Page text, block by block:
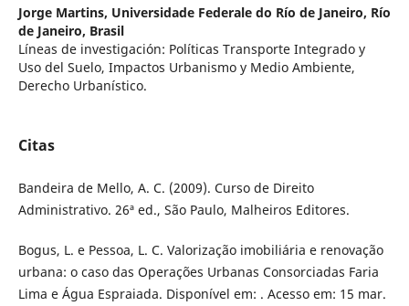
Jorge Martins, Universidade Federale do Río de Janeiro, Río
de Janeiro, Brasil
Líneas de investigación: Políticas Transporte Integrado y
Uso del Suelo, Impactos Urbanismo y Medio Ambiente,
Derecho Urbanístico.
Citas
Bandeira de Mello, A. C. (2009). Curso de Direito
Administrativo. 26ª ed., São Paulo, Malheiros Editores.
Bogus, L. e Pessoa, L. C. Valorização imobiliária e renovação
urbana: o caso das Operações Urbanas Consorciadas Faria
Lima e Água Espraiada. Disponível em: . Acesso em: 15 mar.